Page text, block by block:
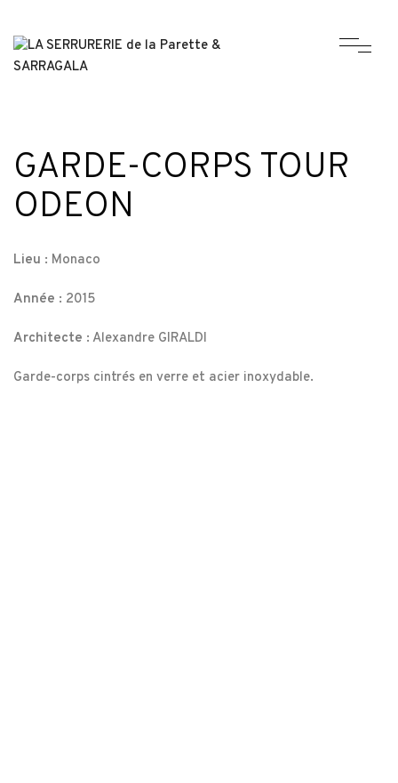
GARDE-CORPS TOUR
ODEON
Lieu : Monaco
Année : 2015
Architecte : Alexandre GIRALDI
Garde-corps cintrés en verre et acier inoxydable.